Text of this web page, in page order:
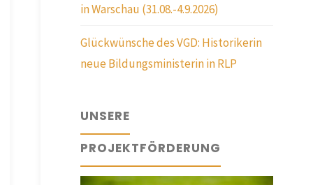
in Warschau (31.08.-4.9.2026)
Glückwünsche des VGD: Historikerin
neue Bildungsministerin in RLP
UNSERE
PROJEKTFÖRDERUNG